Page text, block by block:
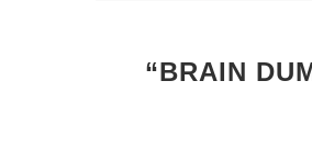
“BRAIN